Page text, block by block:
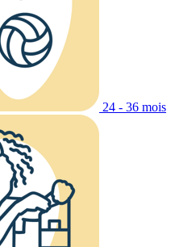
24 - 36 mois